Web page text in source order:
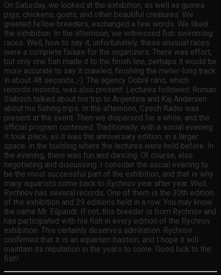
On Saturday, we looked at the exhibition, as well as guinea
pigs, chickens, goats, and other beautiful creatures. We
greeted fellow breeders, exchanged a few words. We liked
the exhibition. In the afternoon, we witnessed fish swimming
races. Well, how to say it, unfortunately, these unusual races
were a complete failure for the organizers. There was effort,
but only one fish made it to the finish line, perhaps it would be
more accurate to say it crawled, finishing the meter-long track
in about 48 seconds ;-). The agency Dobré ráno, which
records records, was also present. Lectures followed. Roman
Slaboch talked about his trip to Argentina and Kaj Andersen
about his fishing trips. In the afternoon, Czech Radio was
present at the event. Then we dispersed for a while, and the
official program continued. Traditionally, with a social evening.
It took place, as it was the anniversary edition, in a larger
space, in the building where the lectures were held before. In
the evening, there was fun and dancing. Of course, also
negotiating and discussing. I consider the social evening to
be the most successful part of the exhibition, and that is why
many aquarists come back to Rychnov year after year. Well,
Rychnov has several records. One of them is the 30th edition
of the exhibition and 29 editions held in a row. You may know
the name Mr. Ešpandr. If not, this breeder is from Rychnov and
has participated with his fish in every edition of the Rychnov
exhibition. This certainly deserves admiration. Rychnov
confirmed that it is an aquarium bastion, and I hope it will
maintain its reputation in the years to come. Good luck to the
fish!